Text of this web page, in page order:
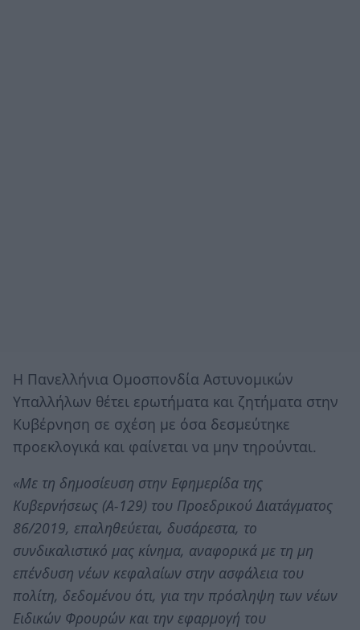
H Πανελλήνια Ομοσπονδία Αστυνομικών
Υπαλλήλων θέτει ερωτήματα και ζητήματα στην
Κυβέρνηση σε σχέση με όσα δεσμεύτηκε
προεκλογικά και φαίνεται να μην τηρούνται.
«Με τη δημοσίευση στην Εφημερίδα της
Κυβερνήσεως (Α-129) του Προεδρικού Διατάγματος
86/2019, επαληθεύεται, δυσάρεστα, το
συνδικαλιστικό μας κίνημα, αναφορικά με τη μη
επένδυση νέων κεφαλαίων στην ασφάλεια του
πολίτη, δεδομένου ότι, για την πρόσληψη των νέων
Ειδικών Φρουρών και την εφαρμογή του